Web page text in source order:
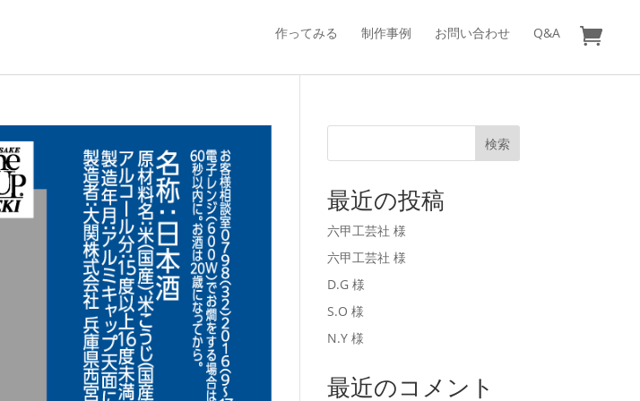
作ってみる 制作事例 お問い合わせ Q&A
検索
最近の投稿
六甲工芸社 様
六甲工芸社 様
D.G 様
S.O 様
N.Y 様
最近のコメント